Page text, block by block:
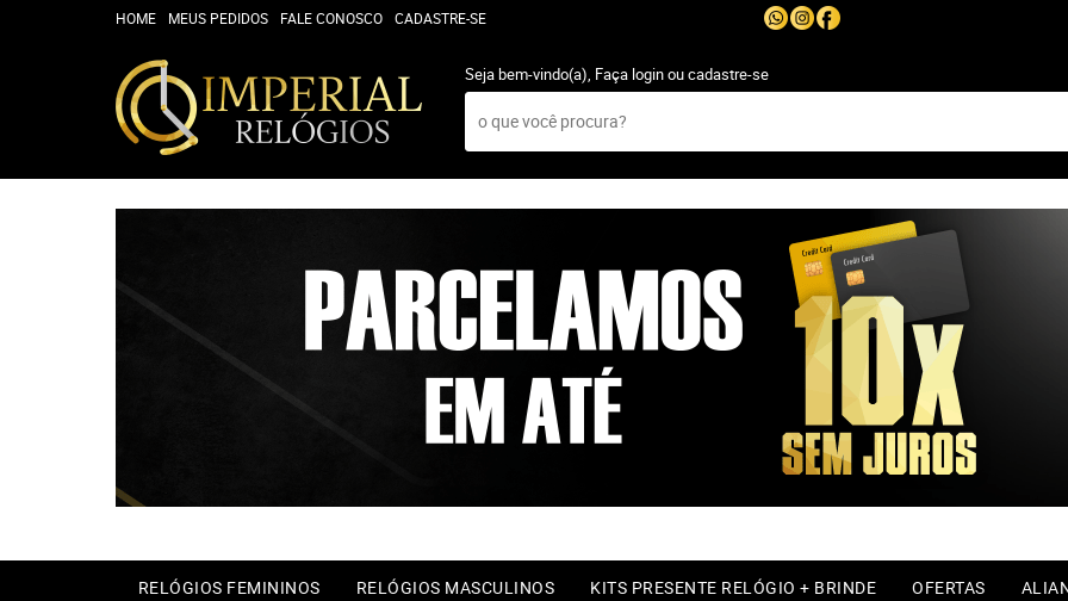
HOME MEUS PEDIDOS FALE CONOSCO CADASTRE-SE
Seja bem-vindo(a), Faça loginoucadastre-se
RELÓGIOS FEMININOS RELÓGIOS MASCULINOS KITS PRESENTE RELÓGIO + BRINDE OFERTAS